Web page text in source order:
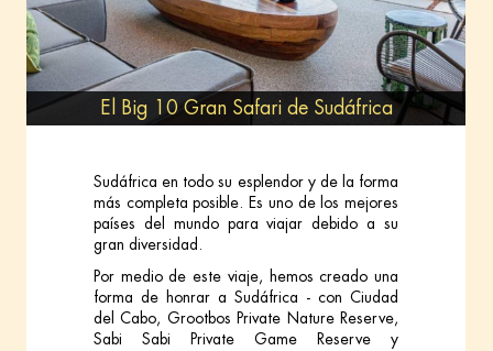
Sudáfrica en todo su esplendor y de la forma
más completa posible. Es uno de los mejores
países del mundo para viajar debido a su
gran diversidad.
Por medio de este viaje, hemos creado una
forma de honrar a Sudáfrica - con Ciudad
del Cabo, Grootbos Private Nature Reserve,
Sabi Sabi Private Game Reserve y
El Big 10 Gran Safari de Sudáfrica